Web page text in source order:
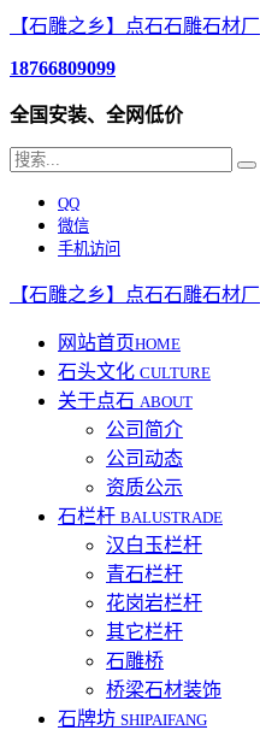
【石雕之乡】点石石雕石材厂
18766809099
全国安装、全网低价
QQ
微信
手机访问
【石雕之乡】点石石雕石材厂
网站首页HOME
石头文化 CULTURE
关于点石 ABOUT
公司简介
公司动态
资质公示
石栏杆 BALUSTRADE
汉白玉栏杆
青石栏杆
花岗岩栏杆
其它栏杆
石雕桥
桥梁石材装饰
石牌坊 SHIPAIFANG